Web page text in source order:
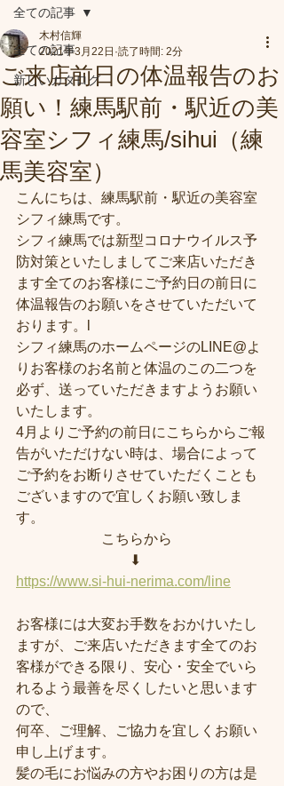
全ての記事
新しいカタログ
全ての記事
ご来店前日の体温報告のお
願い！練馬駅前・駅近の美
容室シフィ練馬/sihui（練
馬美容室）
木村信輝
2021年3月22日 読了時間: 2分
こんにちは、練馬駅前・駅近の美容室
シフィ練馬です。
シフィ練馬では新型コロナウイルス予
防対策といたしましてご来店いただき
ます全てのお客様にご予約日の前日に
体温報告のお願いをさせていただいて
おります。l
シフィ練馬のホームページのLINE@よ
りお客様のお名前と体温のこの二つを
必ず、送っていただきますようお願い
いたします。
4月よりご予約の前日にこちらからご報
告がいただけない時は、場合によって
ご予約をお断りさせていただくことも
ございますので宜しくお願い致しま
す。
こちらから
⬇︎
https://www.si-hui-nerima.com/line
お客様には大変お手数をおかけいたし
ますが、ご来店いただきます全てのお
客様ができる限り、安心・安全でいら
れるよう最善を尽くしたいと思います
ので、
何卒、ご理解、ご協力を宜しくお願い
申し上げます。
髪の毛にお悩みの方やお困りの方は是